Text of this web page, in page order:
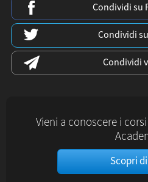
Condividi su
Condividi
Condividi
Vieni a conoscere i
Scopri